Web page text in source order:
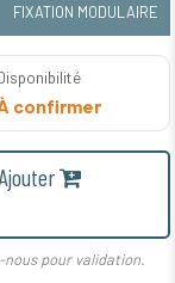
FIXATION MODULAIRE
confirmer
Ajouter
pour validation.